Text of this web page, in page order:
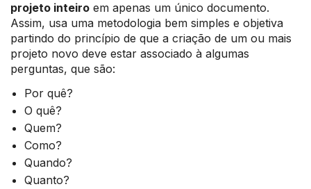
projeto inteiro em apenas um único documento.
Assim, usa uma metodologia bem simples e objetiva
partindo do princípio de que a criação de um ou mais
projeto novo deve estar associado à algumas
perguntas, que são:
Por quê?
O quê?
Quem?
Como?
Quando?
Quanto?